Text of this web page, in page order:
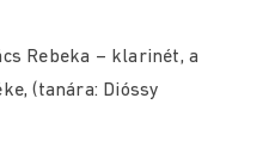
Rebeka – klarinét, a
(tanára: Dióssy